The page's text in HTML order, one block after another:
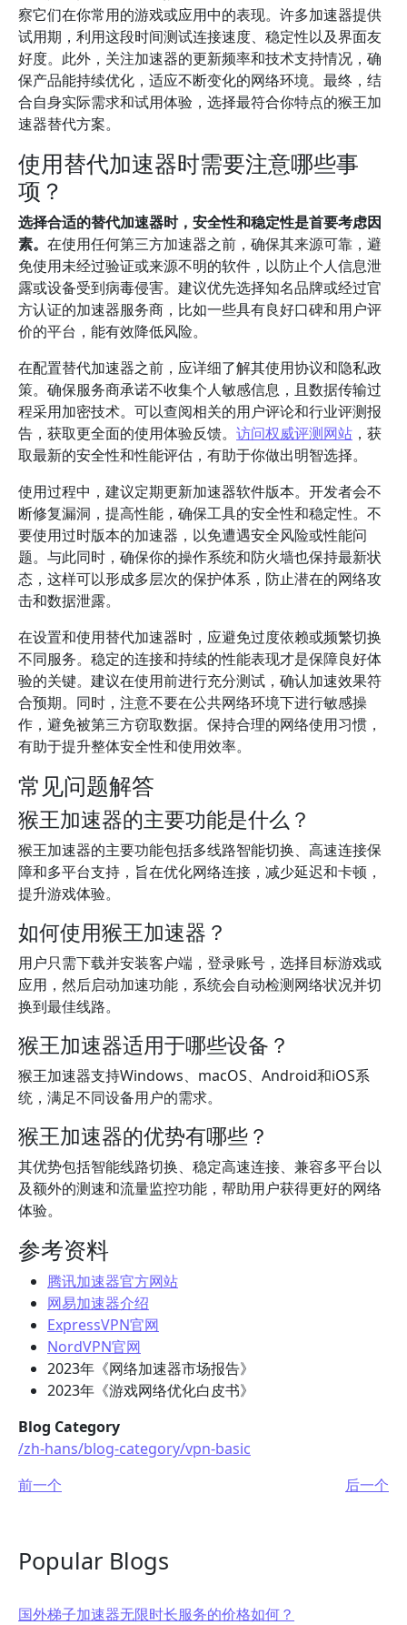
察它们在你常用的游戏或应用中的表现。许多加速器提供
试用期，利用这段时间测试连接速度、稳定性以及界面友
好度。此外，关注加速器的更新频率和技术支持情况，确
保产品能持续优化，适应不断变化的网络环境。最终，结
合自身实际需求和试用体验，选择最符合你特点的猴王加
速器替代方案。
使用替代加速器时需要注意哪些事
项？
选择合适的替代加速器时，安全性和稳定性是首要考虑因
素。 在使用任何第三方加速器之前，确保其来源可靠，避
免使用未经过验证或来源不明的软件，以防止个人信息泄
露或设备受到病毒侵害。建议优先选择知名品牌或经过官
方认证的加速器服务商，比如一些具有良好口碑和用户评
价的平台，能有效降低风险。
在配置替代加速器之前，应详细了解其使用协议和隐私政
策。确保服务商承诺不收集个人敏感信息，且数据传输过
程采用加密技术。可以查阅相关的用户评论和行业评测报
告，获取更全面的使用体验反馈。 访问权威评测网站 ，获
取最新的安全性和性能评估，有助于你做出明智选择。
使用过程中，建议定期更新加速器软件版本。开发者会不
断修复漏洞，提高性能，确保工具的安全性和稳定性。不
要使用过时版本的加速器，以免遭遇安全风险或性能问
题。与此同时，确保你的操作系统和防火墙也保持最新状
态，这样可以形成多层次的保护体系，防止潜在的网络攻
击和数据泄露。
在设置和使用替代加速器时，应避免过度依赖或频繁切换
不同服务。稳定的连接和持续的性能表现才是保障良好体
验的关键。建议在使用前进行充分测试，确认加速效果符
合预期。同时，注意不要在公共网络环境下进行敏感操
作，避免被第三方窃取数据。保持合理的网络使用习惯，
有助于提升整体安全性和使用效率。
常见问题解答
猴王加速器的主要功能是什么？
猴王加速器的主要功能包括多线路智能切换、高速连接保
障和多平台支持，旨在优化网络连接，减少延迟和卡顿，
提升游戏体验。
如何使用猴王加速器？
用户只需下载并安装客户端，登录账号，选择目标游戏或
应用，然后启动加速功能，系统会自动检测网络状况并切
换到最佳线路。
猴王加速器适用于哪些设备？
猴王加速器支持Windows、macOS、Android和iOS系
统，满足不同设备用户的需求。
猴王加速器的优势有哪些？
其优势包括智能线路切换、稳定高速连接、兼容多平台以
及额外的测速和流量监控功能，帮助用户获得更好的网络
体验。
参考资料
腾讯加速器官方网站
网易加速器介绍
ExpressVPN官网
NordVPN官网
2023年《网络加速器市场报告》
2023年《游戏网络优化白皮书》
Blog Category
/zh-hans/blog-category/vpn-basic
前一个
后一个
Popular Blogs
国外梯子加速器无限时长服务的价格如何？